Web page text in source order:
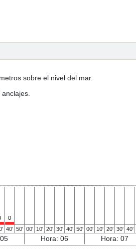
sobre el nivel del mar.
0
40' 50' 00' 10' 20' 30' 40' 50' 00' 10' 20' 30' 40'
Hora: 06 Hora: 07